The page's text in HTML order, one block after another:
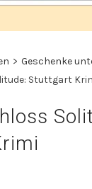
> Geschenke
Stuttgart